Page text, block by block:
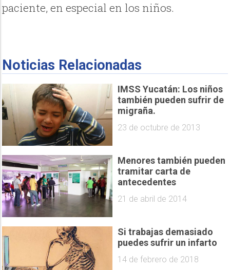
paciente, en especial en los niños.
Noticias Relacionadas
IMSS Yucatán: Los niños
también pueden sufrir de
migraña.
23 de octubre de 2013
Menores también pueden
tramitar carta de
antecedentes
21 de abril de 2014
Si trabajas demasiado
puedes sufrir un infarto
14 de febrero de 2018